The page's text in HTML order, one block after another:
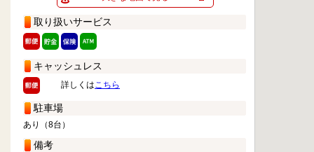
取り扱いサービス
キャッシュレス
詳しくはこちら
駐車場
あり（8台）
備考